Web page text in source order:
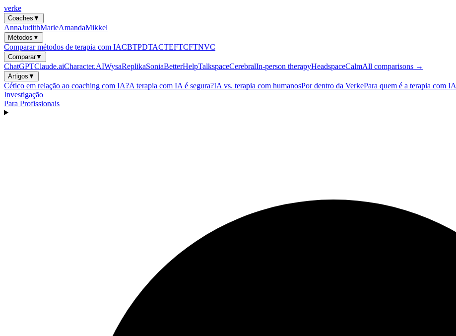
verke
Coaches ▼
AnnaJudithMarieAmandaMikkel
Métodos ▼
Comparar métodos de terapia com IACBTPDTACTEFTCFTNVC
Comparar▼
ChatGPTClaude.aiCharacter.AIWysaReplikaSoniaBetterHelpTalkspaceCerebralIn-person therapyHeadspaceCalmAll comparisons →
Artigos ▼
Cético em relação ao coaching com IA?A terapia com IA é segura?IA vs. terapia com humanosPor dentro da VerkePara quem é a terapia com IA
Investigação
Para Profissionais